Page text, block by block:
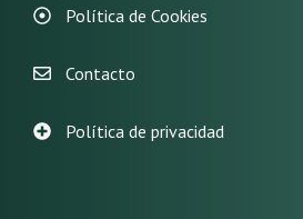
Política de Cookies
Contacto
Política de privacidad